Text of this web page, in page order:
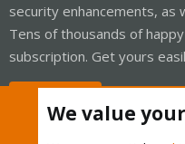
security enhancements, as
Tens of thousands of
subscription. Get yours
We value